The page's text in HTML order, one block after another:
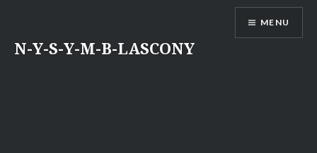
contenu
N-Y-S-Y-M-B-LASCONY
MENU